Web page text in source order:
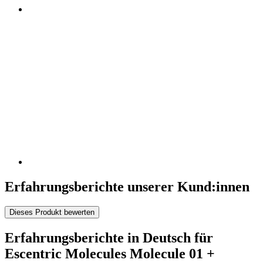
Erfahrungsberichte unserer Kund:innen
Dieses Produkt bewerten
Erfahrungsberichte in Deutsch für
Escentric Molecules Molecule 01 +